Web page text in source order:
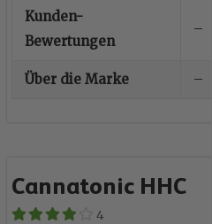
Kunden-
Bewertungen
–
Über die Marke –
Cannatonic HHC
4